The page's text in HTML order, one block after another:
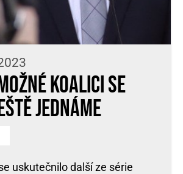
koalici se
jednáme
uskutečnilo další ze série